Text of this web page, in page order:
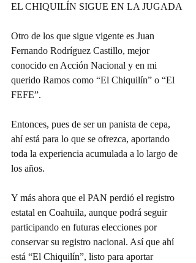
EL CHIQUILÍN SIGUE EN LA JUGADA
Otro de los que sigue vigente es Juan
Fernando Rodríguez Castillo, mejor
conocido en Acción Nacional y en mi
querido Ramos como “El Chiquilín” o “El
FEFE”.
Entonces, pues de ser un panista de cepa,
ahí está para lo que se ofrezca, aportando
toda la experiencia acumulada a lo largo de
los años.
Y más ahora que el PAN perdió el registro
estatal en Coahuila, aunque podrá seguir
participando en futuras elecciones por
conservar su registro nacional. Así que ahí
está “El Chiquilín”, listo para aportar